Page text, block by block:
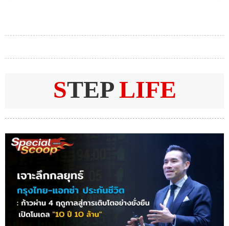
STEP LIFE